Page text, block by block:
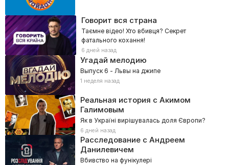
Говорит вся страна
Таємне відео! Хто вбивця? Секрет
фатального кохання!
6 дней назад
Угадай мелодию
Выпуск 6 - Львы на джипе
1 неделя назад
Реальная история с Акимом
Галимовым
Як в Україні вирішувалась доля Європи?
6 дней назад
Расследование с Андреем
Данилевичем
Вбивство на фунікулері